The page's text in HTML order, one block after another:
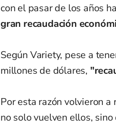
con el pasar de los años
gran recaudación
Según Variety, pese a
millones de dólares,
Por esta razón volvieron
no solo vuelven ellos,